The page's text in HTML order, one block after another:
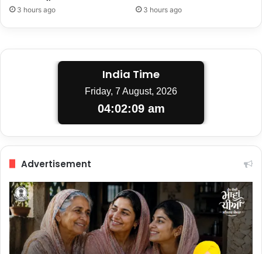
3 hours ago 3 hours ago
India Time
Friday, 7 August, 2026
04:02:10 am
Advertisement